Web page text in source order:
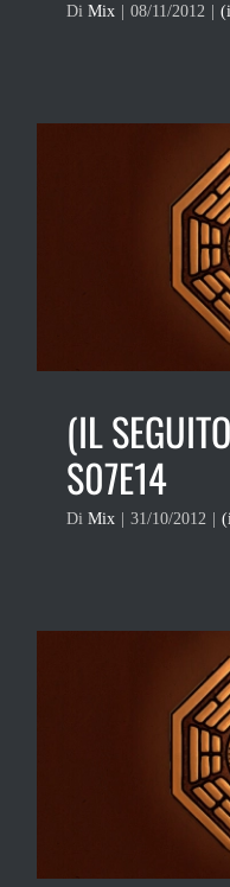
Di Mix 08/11/2012
(IL
S07E14
Di Mix 31/10/2012